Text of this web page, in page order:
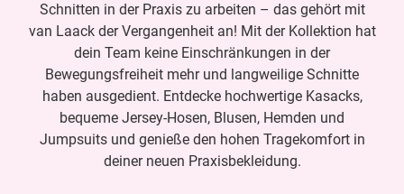
Schnitten in der Praxis zu arbeiten – das gehört mit
van Laack der Vergangenheit an! Mit der Kollektion hat
dein Team keine Einschränkungen in der
Bewegungsfreiheit mehr und langweilige Schnitte
haben ausgedient. Entdecke hochwertige Kasacks,
bequeme Jersey-Hosen, Blusen, Hemden und
Jumpsuits und genieße den hohen Tragekomfort in
deiner neuen Praxisbekleidung.